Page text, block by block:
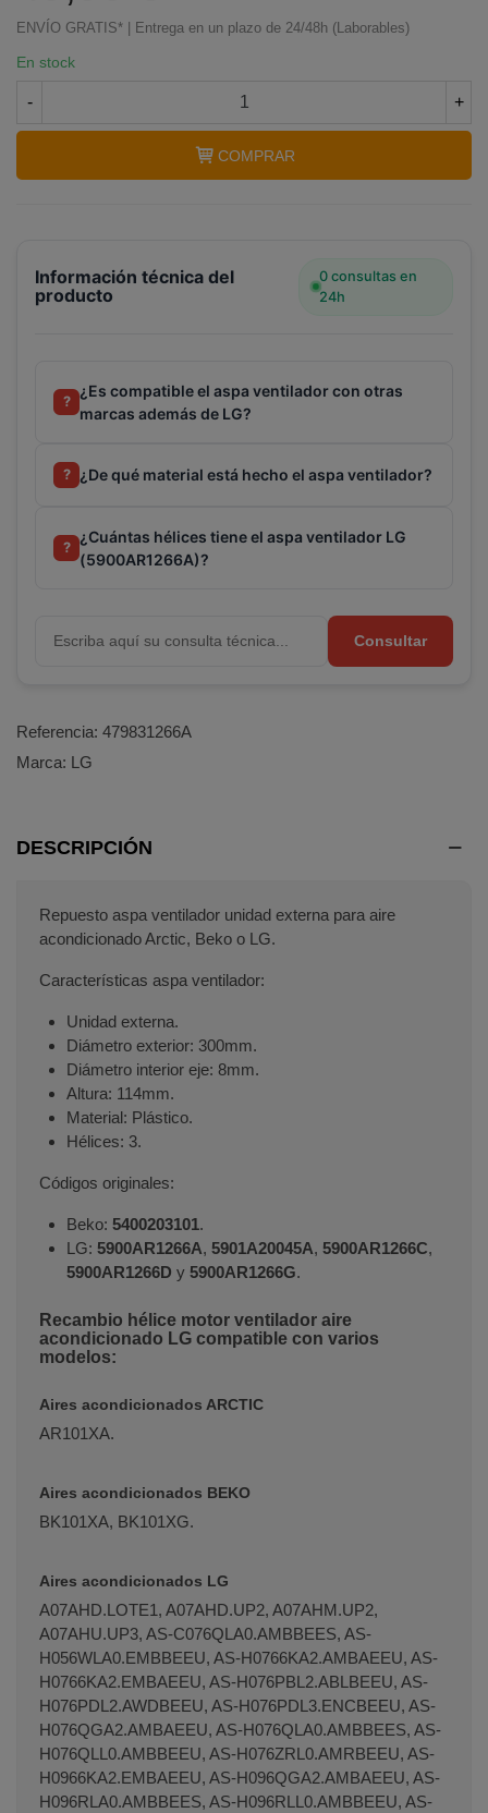
ENVÍO GRATIS* | Entrega en un plazo de 24/48h (Laborables)
En stock
- +
COMPRAR
Información técnica del
producto
0 consultas en
24h
?
¿Es compatible el aspa ventilador con otras
marcas además de LG?
? ¿De qué material está hecho el aspa ventilador?
?
¿Cuántas hélices tiene el aspa ventilador LG
(5900AR1266A)?
Consultar
Referencia: 479831266A
Marca: LG
DESCRIPCIÓN
Repuesto aspa ventilador unidad externa para aire
acondicionado Arctic, Beko o LG.
Características aspa ventilador:
Unidad externa.
Diámetro exterior: 300mm.
Diámetro interior eje: 8mm.
Altura: 114mm.
Material: Plástico.
Hélices: 3.
Códigos originales:
Beko: 5400203101.
LG: 5900AR1266A, 5901A20045A, 5900AR1266C,
5900AR1266D y 5900AR1266G.
Recambio hélice motor ventilador aire
acondicionado LG compatible con varios
modelos:
Aires acondicionados ARCTIC
AR101XA.
Aires acondicionados BEKO
BK101XA, BK101XG.
Aires acondicionados LG
A07AHD.LOTE1, A07AHD.UP2, A07AHM.UP2,
A07AHU.UP3, AS-C076QLA0.AMBBEES, AS-
H056WLA0.EMBBEEU, AS-H0766KA2.AMBAEEU, AS-
H0766KA2.EMBAEEU, AS-H076PBL2.ABLBEEU, AS-
H076PDL2.AWDBEEU, AS-H076PDL3.ENCBEEU, AS-
H076QGA2.AMBAEEU, AS-H076QLA0.AMBBEES, AS-
H076QLL0.AMBBEEU, AS-H076ZRL0.AMRBEEU, AS-
H0966KA2.EMBAEEU, AS-H096QGA2.AMBAEEU, AS-
H096RLA0.AMBBEES, AS-H096RLL0.AMBBEEU, AS-
ventilador aire acondicionado LG